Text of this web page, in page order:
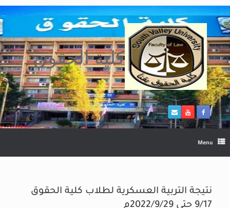
Skip
to
content
كلية الحقوق
Menu
نتيجة التربية العسكرية لطلاب كلية الحقوق
9/17 حتى 2022/9/29م